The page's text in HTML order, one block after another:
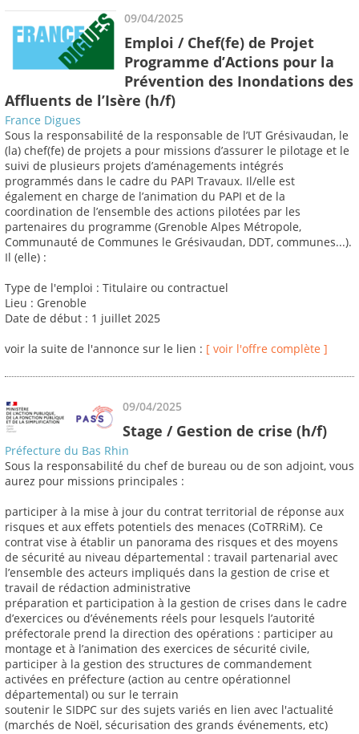
09/04/2025
Emploi / Chef(fe) de Projet
Programme d’Actions pour la
Prévention des Inondations des
Affluents de l’Isère (h/f)
France Digues
Sous la responsabilité de la responsable de l’UT Grésivaudan, le
(la) chef(fe) de projets a pour missions d’assurer le pilotage et le
suivi de plusieurs projets d’aménagements intégrés
programmés dans le cadre du PAPI Travaux. Il/elle est
également en charge de l’animation du PAPI et de la
coordination de l’ensemble des actions pilotées par les
partenaires du programme (Grenoble Alpes Métropole,
Communauté de Communes le Grésivaudan, DDT, communes...).
Il (elle) :
Type de l'emploi : Titulaire ou contractuel
Lieu : Grenoble
Date de début : 1 juillet 2025
voir la suite de l'annonce sur le lien : [ voir l'offre complète ]
09/04/2025
Stage / Gestion de crise (h/f)
Préfecture du Bas Rhin
Sous la responsabilité du chef de bureau ou de son adjoint, vous
aurez pour missions principales :
participer à la mise à jour du contrat territorial de réponse aux
risques et aux effets potentiels des menaces (CoTRRiM). Ce
contrat vise à établir un panorama des risques et des moyens
de sécurité au niveau départemental : travail partenarial avec
l’ensemble des acteurs impliqués dans la gestion de crise et
travail de rédaction administrative
préparation et participation à la gestion de crises dans le cadre
d’exercices ou d’événements réels pour lesquels l’autorité
préfectorale prend la direction des opérations : participer au
montage et à l’animation des exercices de sécurité civile,
participer à la gestion des structures de commandement
activées en préfecture (action au centre opérationnel
départemental) ou sur le terrain
soutenir le SIDPC sur des sujets variés en lien avec l'actualité
(marchés de Noël, sécurisation des grands événements, etc)